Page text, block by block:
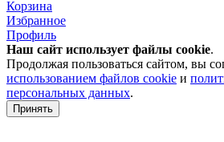
Корзина
Избранное
Профиль
Наш сайт использует файлы cookie.
Продолжая пользоваться сайтом, вы
использованием файлов cookie и
персональных данных.
Принять